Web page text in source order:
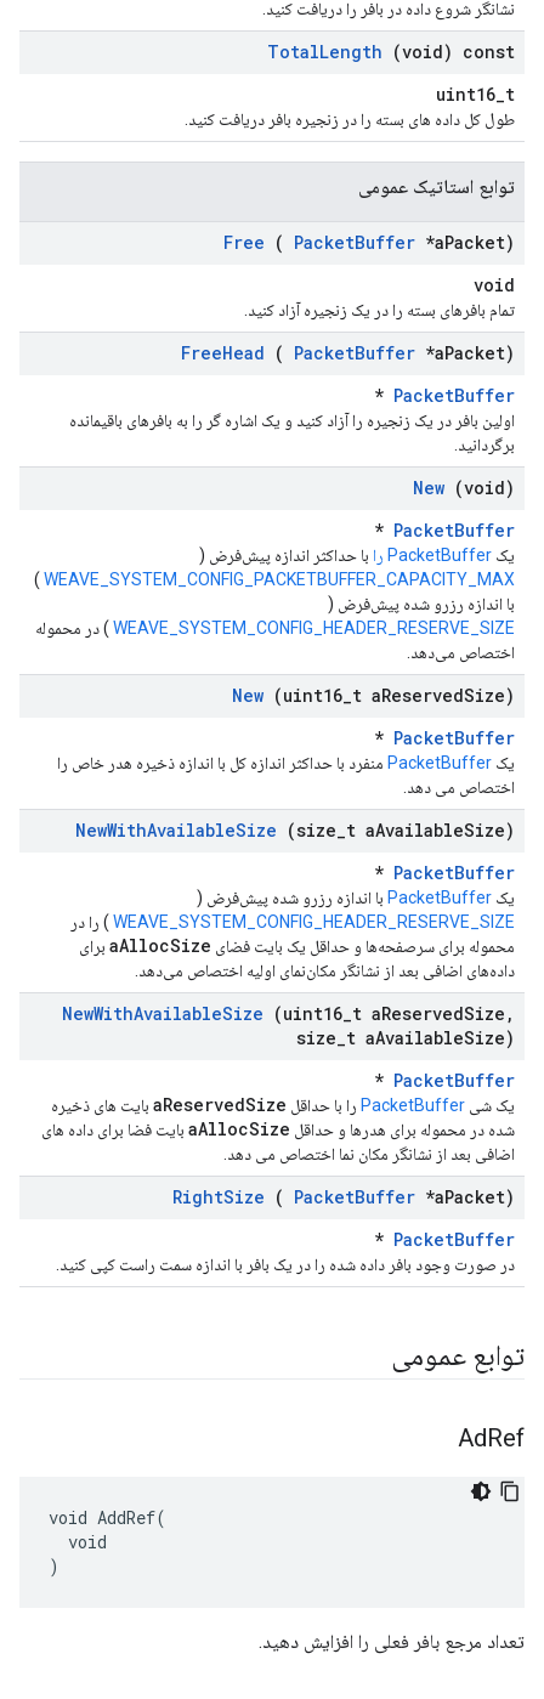
نشانگر شروع داده در بافر را دریافت کنید.
TotalLength (void) const
uint16_t
طول کل داده های بسته را در زنجیره بافر دریافت کنید.
توابع استاتیک عمومی
Free ( PacketBuffer *aPacket)
void
تمام بافرهای بسته را در یک زنجیره آزاد کنید.
FreeHead ( PacketBuffer *aPacket)
PacketBuffer
*
اولین بافر در یک زنجیره را آزاد کنید و یک اشاره گر را به بافرهای باقیمانده
برگردانید.
New (void)
PacketBuffer
*
یک PacketBuffer را
با حداکثر اندازه پیش‌فرض (
WEAVE_SYSTEM_CONFIG_PACKETBUFFER_CAPACITY_MAX
)
با اندازه رزرو شده پیش‌فرض (
WEAVE_SYSTEM_CONFIG_HEADER_RESERVE_SIZE ) در محموله
اختصاص می‌دهد.
New (uint16 t aReservedSize)
PacketBuffer
*
یک PacketBuffer منفرد با حداکثر اندازه کل با اندازه ذخیره هدر خاص را
اختصاص می دهد.
NewWithAvailableSize (size t aAvailableSize)
PacketBuffer
*
یک PacketBuffer با اندازه رزرو شده پیش‌فرض (
WEAVE_SYSTEM_CONFIG_HEADER_RESERVE_SIZE ) را در
محموله برای سرصفحه‌ها و حداقل یک بایت فضای aAllocSize برای
داده‌های اضافی بعد از نشانگر مکان‌نمای اولیه اختصاص می‌دهد.
NewWithAvailableSize (uint16 t aReservedSize ,
size t aAvailableSize)
PacketBuffer
*
یک شی PacketBuffer را با حداقل aReservedSize بایت های ذخیره
شده در محموله برای هدرها و حداقل aAllocSize بایت فضا برای داده های
اضافی بعد از نشانگر مکان نما اختصاص می دهد.
RightSize ( PacketBuffer *aPacket)
PacketBuffer
*
در صورت وجود بافر داده شده را در یک بافر با اندازه سمت راست کپی کنید.
توابع عمومی
AdRef
void AddRef(
  void
)
تعداد مرجع بافر فعلی را افزایش دهید.